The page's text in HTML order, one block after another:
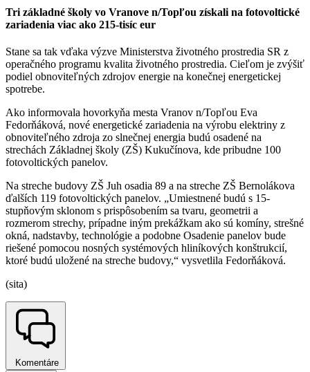
Tri základné školy vo Vranove n/Topľou získali na fotovoltické
zariadenia viac ako 215-tisíc eur
Stane sa tak vďaka výzve Ministerstva životného prostredia SR z
operačného programu kvalita životného prostredia. Cieľom je zvýšiť
podiel obnoviteľných zdrojov energie na konečnej energetickej
spotrebe.
Ako informovala hovorkyňa mesta Vranov n/Topľou Eva
Fedorňáková, nové energetické zariadenia na výrobu elektriny z
obnoviteľného zdroja zo slnečnej energia budú osadené na
strechách Základnej školy (ZŠ) Kukučínova, kde pribudne 100
fotovoltických panelov.
Na streche budovy ZŠ Juh osadia 89 a na streche ZŠ Bernolákova
ďalších 119 fotovoltických panelov. „Umiestnené budú s 15-
stupňovým sklonom s prispôsobením sa tvaru, geometrii a
rozmerom strechy, prípadne iným prekážkam ako sú komíny, strešné
okná, nadstavby, technológie a podobne Osadenie panelov bude
riešené pomocou nosných systémových hliníkových konštrukcií,
ktoré budú uložené na streche budovy,“ vysvetlila Fedorňáková.
(sita)
Komentáre